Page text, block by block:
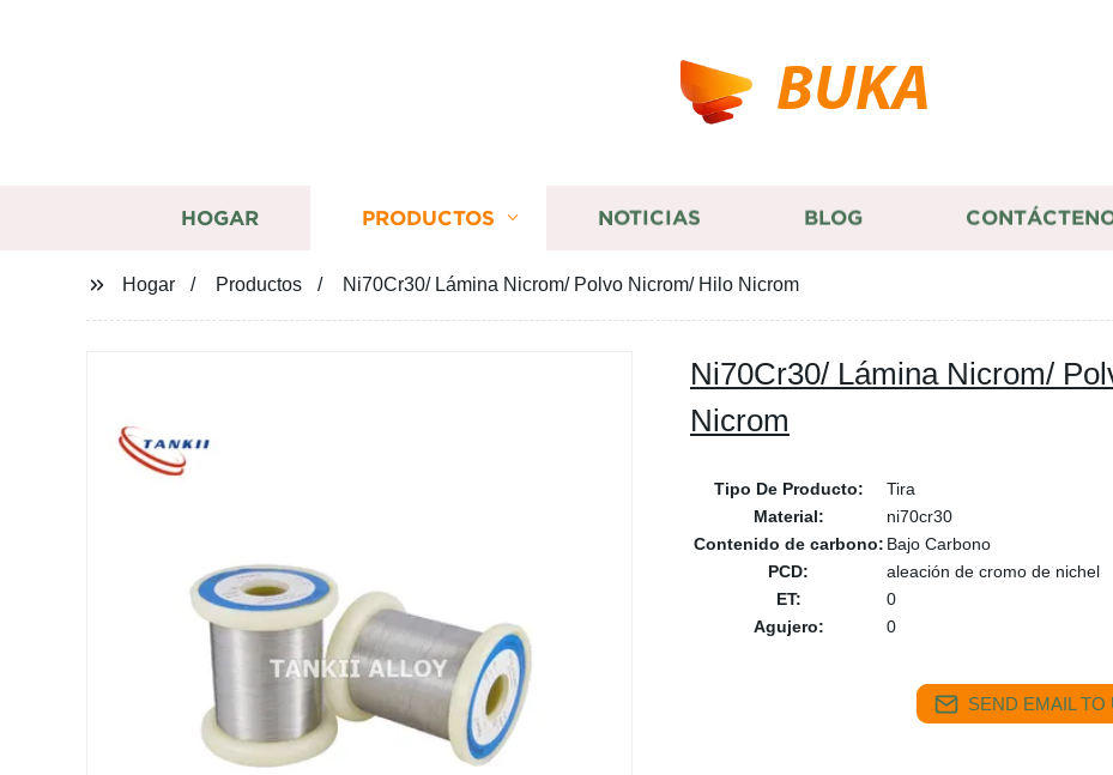
BUKA
HOGAR PRODUCTOS NOTICIAS BLOG
Hogar Productos Ni70Cr30/ Lámina Nicrom/ Polvo Nicrom/ Hilo Nicrom
Ni70Cr30/ Lámina Nicrom/
Nicrom
Tipo De Producto:
Tira
Material:
ni70cr30
Contenido de carbono: Bajo Carbono
PCD:
aleación de cromo de nichel
ET:
0
Agujero:
0
SEND EMAIL TO